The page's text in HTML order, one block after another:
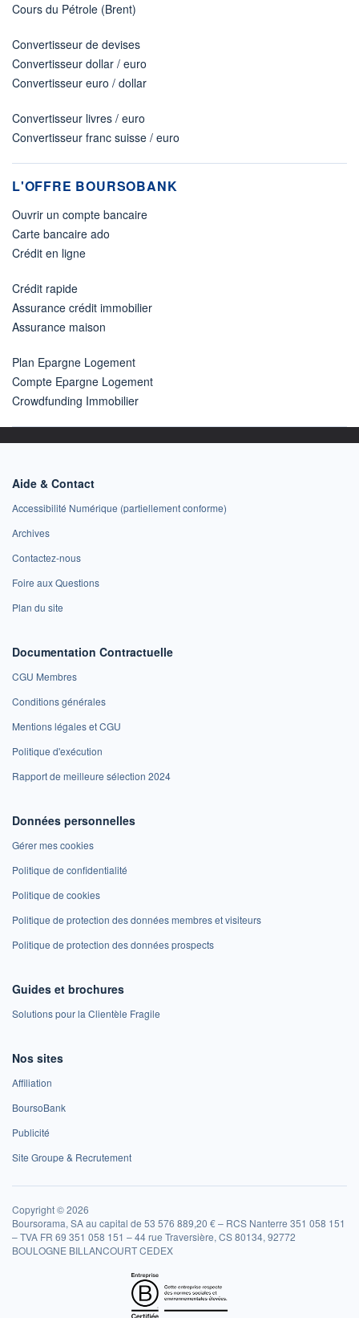
Cours du Pétrole (Brent)
Convertisseur de devises
Convertisseur dollar / euro
Convertisseur euro / dollar
Convertisseur livres / euro
Convertisseur franc suisse / euro
L'OFFRE BOURSOBANK
Ouvrir un compte bancaire
Carte bancaire ado
Crédit en ligne
Crédit rapide
Assurance crédit immobilier
Assurance maison
Plan Epargne Logement
Compte Epargne Logement
Crowdfunding Immobilier
Aide & Contact
Accessibilité Numérique (partiellement conforme)
Archives
Contactez-nous
Foire aux Questions
Plan du site
Documentation Contractuelle
CGU Membres
Conditions générales
Mentions légales et CGU
Politique d'exécution
Rapport de meilleure sélection 2024
Données personnelles
Gérer mes cookies
Politique de confidentialité
Politique de cookies
Politique de protection des données membres et visiteurs
Politique de protection des données prospects
Guides et brochures
Solutions pour la Clientèle Fragile
Nos sites
Affiliation
BoursoBank
Publicité
Site Groupe & Recrutement
Copyright © 2026
Boursorama, SA au capital de 53 576 889,20 € – RCS Nanterre 351 058 151
– TVA FR 69 351 058 151 – 44 rue Traversière, CS 80134, 92772
BOULOGNE BILLANCOURT CEDEX